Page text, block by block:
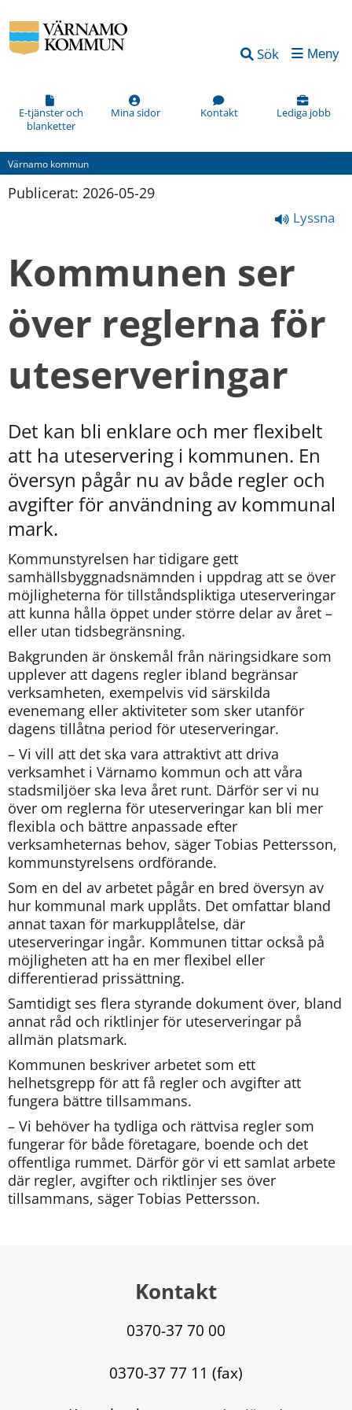
Sök Meny
E-tjänster och
blanketter
Mina sidor Kontakt Lediga jobb
Värnamo kommun
Publicerat: 2026-05-29
Lyssna
Kommunen ser
över reglerna för
uteserveringar
Det kan bli enklare och mer flexibelt
att ha uteservering i kommunen. En
översyn pågår nu av både regler och
avgifter för användning av kommunal
mark.
Kommunstyrelsen har tidigare gett
samhällsbyggnadsnämnden i uppdrag att se över
möjligheterna för tillståndspliktiga uteserveringar
att kunna hålla öppet under större delar av året –
eller utan tidsbegränsning.
Bakgrunden är önskemål från näringsidkare som
upplever att dagens regler ibland begränsar
verksamheten, exempelvis vid särskilda
evenemang eller aktiviteter som sker utanför
dagens tillåtna period för uteserveringar.
– Vi vill att det ska vara attraktivt att driva
verksamhet i Värnamo kommun och att våra
stadsmiljöer ska leva året runt. Därför ser vi nu
över om reglerna för uteserveringar kan bli mer
flexibla och bättre anpassade efter
verksamheternas behov, säger Tobias Pettersson,
kommunstyrelsens ordförande.
Som en del av arbetet pågår en bred översyn av
hur kommunal mark upplåts. Det omfattar bland
annat taxan för markupplåtelse, där
uteserveringar ingår. Kommunen tittar också på
möjligheten att ha en mer flexibel eller
differentierad prissättning.
Samtidigt ses flera styrande dokument över, bland
annat råd och riktlinjer för uteserveringar på
allmän platsmark.
Kommunen beskriver arbetet som ett
helhetsgrepp för att få regler och avgifter att
fungera bättre tillsammans.
– Vi behöver ha tydliga och rättvisa regler som
fungerar för både företagare, boende och det
offentliga rummet. Därför gör vi ett samlat arbete
där regler, avgifter och riktlinjer ses över
tillsammans, säger Tobias Pettersson.
Kontakt
0370-37 70 00
0370-37 77 11 (fax)